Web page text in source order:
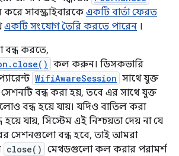
সাবস্ক্রাইবারকে একটি বার্তা ফেরত
একটি সংযোগ তৈরি করতে পারেন ।
বন্ধ করতে,
কল করুন। ডিসকভারি
WifiAwareSession সাথে যুক্ত
সেশনটি বন্ধ করা হয়, তবে এর সাথে যুক্ত
বন্ধ হয়ে যায়। যদিও বাতিল করা
যায়, সিস্টেম এই নিশ্চয়তা দেয় না যে
সেশনগুলো বন্ধ হবে, তাই আমরা
close() মেথডগুলো কল করার পরামর্শ